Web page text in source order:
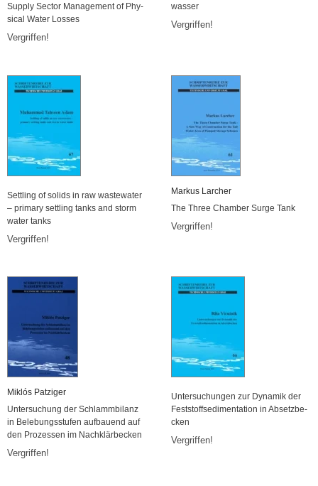
Sup­p­ly Sec­tor Ma­nage­ment of Phy­
si­cal Water Los­ses
Ver­grif­fen!
was­ser
Ver­grif­fen!
Sett­ling of so­lids in raw was­te­wa­ter
– pri­ma­ry sett­ling tanks and storm
water tanks
Ver­grif­fen!
Mar­kus Lar­cher
The Three Cham­ber Surge Tank
Ver­grif­fen!
Miklós Pat­zi­ger
Un­ter­su­chung der Schlamm­bi­lanz
in Be­le­bungs­stu­fen auf­bau­end auf
den Pro­zes­sen im Nach­klär­be­cken
Ver­grif­fen!
Un­ter­su­chun­gen zur Dy­na­mik der
Fest­stoffse­di­men­ta­ti­on in Ab­setz­be­
cken
Ver­grif­fen!